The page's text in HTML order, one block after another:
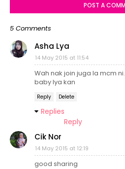
POST A
5 Comments
Asha Lya
14 May 2015 at 11:54
Wah nak join juga la mcm
baby lya kan
Reply Delete
Replies
Reply
Cik Nor
14 May 2015 at 12:19
good sharing